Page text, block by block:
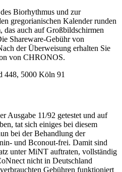
Biorhythmus und zur
gregorianischen Kalender runden
das auch auf Großbildschirmen
Shareware-Gebühr von
der Überweisung erhalten Sie
von CHRONOS.
448, 5000 Köln 91
Ausgabe 11/92 getestet und auf
tat sich einiges bei diesem
bei der Behandlung der
und Bconout-frei. Damit sind
unter MiNT auftraten, vollständig
nicht in Deutschland
Gebühren funktioniert